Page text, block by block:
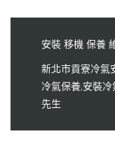
安裝 移機 保養
新北市貢寮冷氣
冷氣保養,安裝
先生